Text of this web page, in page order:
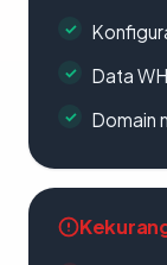
Data
Domain